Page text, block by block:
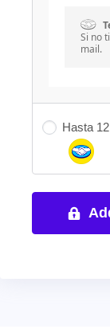
Si no
mail.
Hasta